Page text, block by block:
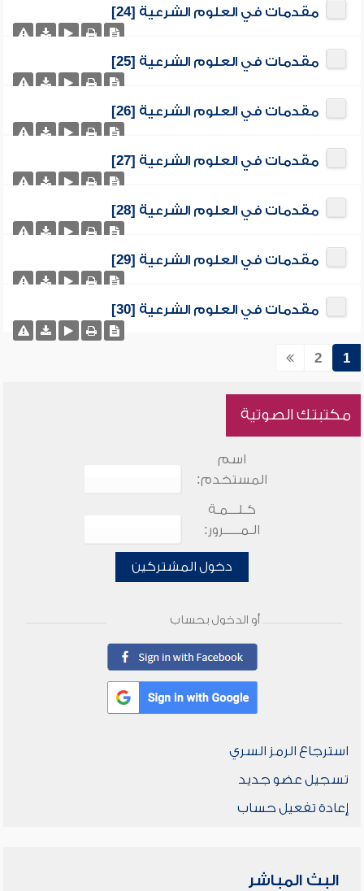
مقدمات في العلوم الشرعية [24]
مقدمات في العلوم الشرعية [25]
مقدمات في العلوم الشرعية [26]
مقدمات في العلوم الشرعية [27]
مقدمات في العلوم الشرعية [28]
مقدمات في العلوم الشرعية [29]
مقدمات في العلوم الشرعية [30]
1
2
مكتبتك الصوتية
اسم
المستخدم:
كـلـــمـة
الـمـــــرور:
دخول المشتركين
أو الدخول بحساب
استرجاع الرمز السري
تسجيل عضو جديد
إعادة تفعيل حساب
البث المباشر